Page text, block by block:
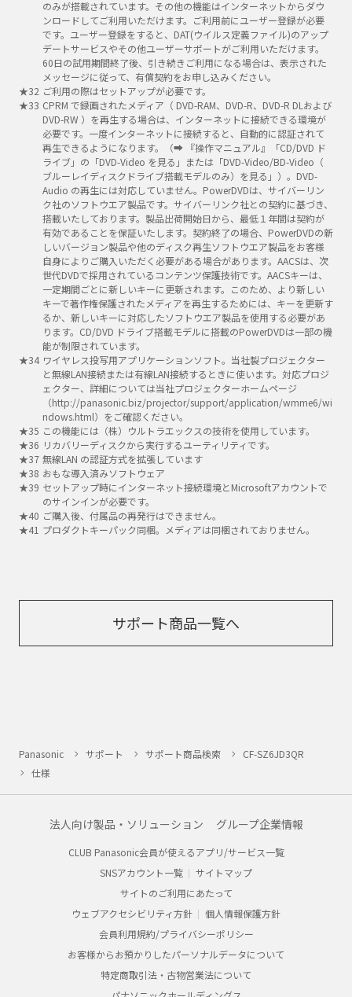
のみが搭載されています。その他の機能はインターネットからダウ
ンロードしてご利用いただけます。ご利用前にユーザー登録が必要
です。ユーザー登録をすると、DAT(ウイルス定義ファイル)のアップ
デートサービスやその他ユーザーサポートがご利用いただけます。
60日の試用期間終了後、引き続きご利用になる場合は、表示された
メッセージに従って、有償契約をお申し込みください。
ご利用の際はセットアップが必要です。
CPRM で録画されたメディア（ DVD-RAM、DVD-R、DVD-R DLおよび
DVD-RW ）を再生する場合は、インターネットに接続できる環境が
必要です。一度インターネットに接続すると、自動的に認証されて
再生できるようになります。（➡ 『操作マニュアル』「CD/DVD ド
ライブ」の「DVD-Video を見る」または「DVD-Video/BD-Video（
ブルーレイディスクドライブ搭載モデルのみ）を見る」）。DVD-
Audio の再生には対応していません。PowerDVDは、サイバーリン
ク社のソフトウエア製品です。サイバーリンク社との契約に基づき、
搭載いたしております。製品出荷開始日から、最低１年間は契約が
有効であることを保証いたします。契約終了の場合、PowerDVDの新
しいバージョン製品や他のディスク再生ソフトウエア製品をお客様
自身によりご購入いただく必要がある場合があります。AACSは、次
世代DVDで採用されているコンテンツ保護技術です。AACSキーは、
一定期間ごとに新しいキーに更新されます。このため、より新しい
キーで著作権保護されたメディアを再生するためには、キーを更新す
るか、新しいキーに対応したソフトウエア製品を使用する必要があ
ります。CD/DVD ドライブ搭載モデルに搭載のPowerDVDは一部の機
能が制限されています。
ワイヤレス投写用アプリケーションソフト。当社製プロジェクター
と無線LAN接続または有線LAN接続するときに使います。対応プロジ
ェクター、詳細については当社プロジェクターホームページ
（http://panasonic.biz/projector/support/application/wmme6/wi
ndows.html）をご確認ください。
この機能には（株）ウルトラエックスの技術を使用しています。
リカバリーディスクから実行するユーティリティです。
無線LAN の認証方式を拡張しています
おもな導入済みソフトウェア
セットアップ時にインターネット接続環境とMicrosoftアカウントで
のサインインが必要です。
ご購入後、付属品の再発行はできません。
プロダクトキーパック同梱。メディアは同梱されておりません。
サポート商品一覧へ
Panasonic サポート サポート商品検索
CF-SZ6JD3QR
仕様
法人向け製品・ソリューション グループ企業情報
CLUB Panasonic会員が使えるアプリ/サービス一覧
SNSアカウント一覧
サイトマップ
サイトのご利用にあたって
ウェブアクセシビリティ方針
個人情報保護方針
会員利用規約/プライバシーポリシー
お客様からお預かりしたパーソナルデータについて
特定商取引法・古物営業法について